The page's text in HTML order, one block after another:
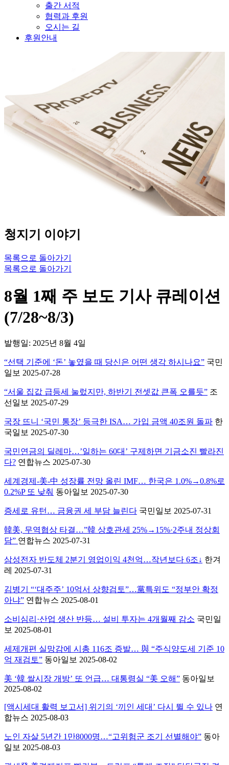
출간 서적
협력과 후원
오시는 길
후원안내
청지기 이야기
목록으로 돌아가기
목록으로 돌아가기
8월 1째 주 보도 기사 큐레이션
(7/28~8/3)
발행일: 2025년 8월 4일
“선택 기준에 ‘돈’ 놓였을 때 당신은 어떤 생각 하시나요” 국민
일보 2025-07-28
“서울 집값 급등세 눌렀지만, 하반기 전셋값 큰폭 오를듯” 조
선일보 2025-07-29
국장 뜨니 ‘국민 통장’ 등극한 ISA… 가입 금액 40조원 돌파 한
국일보 2025-07-30
국민연금의 딜레마…’일하는 60대’ 구제하면 기금소진 빨라진
다? 연합뉴스 2025-07-30
세계경제-美-中 성장률 전망 올린 IMF… 한국은 1.0%→0.8%로
0.2%P 또 낮춰 동아일보 2025-07-30
증세로 유턴… 금융권 세 부담 늘린다 국민일보 2025-07-31
韓美, 무역협상 타결…”韓 상호관세 25%→15%·2주내 정상회
담” 연합뉴스 2025-07-31
삼성전자 반도체 2분기 영업이익 4천억…작년보다 6조↓ 한겨
레 2025-07-31
김병기 “‘대주주’ 10억서 상향검토”…黨특위도 “정부안 확정
아냐” 연합뉴스 2025-08-01
소비심리·산업 생산 반등… 설비 투자는 4개월째 감소 국민일
보 2025-08-01
세제개편 실망감에 시총 116조 증발… 與 “주식양도세 기준 10
억 재검토” 동아일보 2025-08-02
美 ‘韓 쌀시장 개방’ 또 언급… 대통령실 “美 오해” 동아일보
2025-08-02
[액시세대 활력 보고서] 위기의 ‘끼인 세대’ 다시 뛸 수 있나 연
합뉴스 2025-08-03
노인 자살 5년간 1만8000명…“고위험군 조기 선별해야” 동아
일보 2025-08-03